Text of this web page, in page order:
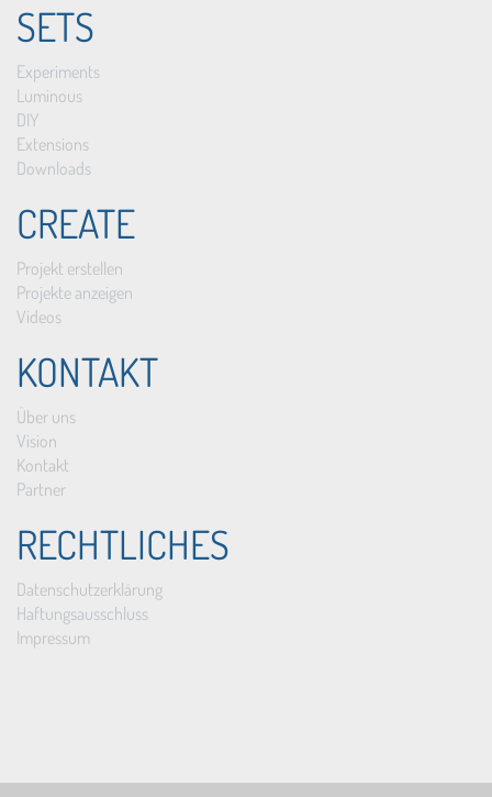
SETS
Experiments
Luminous
DIY
Extensions
Downloads
CREATE
Projekt erstellen
Projekte anzeigen
Videos
KONTAKT
Über uns
Vision
Kontakt
Partner
RECHTLICHES
Datenschutzerklärung
Haftungsausschluss
Impressum